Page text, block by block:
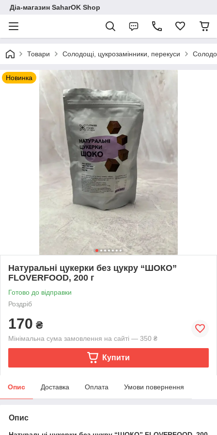
Діа-магазин SaharOK Shop
Товари Солодощі, цукрозамінники, перекуси
Новинка
Натуральні цукерки без цукру “ШОКО”
FLOVERFOOD, 200 г
Готово до відправки
Роздріб
170 ₴
Мінімальна сума замовлення на сайті — 350 ₴
Купити
Опис Доставка Оплата Умови повернення
Опис